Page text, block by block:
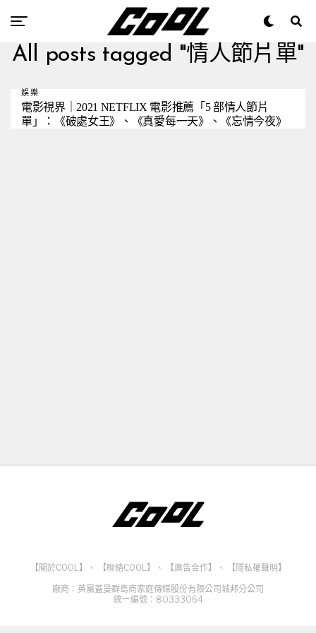
All posts tagged "情人節片單"
娛樂
電影視界｜2021 NETFLIX 電影推薦「5 部情人節片
單」：《破處女王》、《真愛每一天》、《忘情今夜》
【關於COOL】 、 【聯絡COOL】 、 【廣告合作】 、
【隱私權聲明】
廠商：英屬蓋曼群島商家庭傳媒股份有限公司城邦分公司
統一編號：80333064